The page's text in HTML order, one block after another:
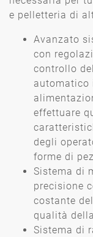
e pelletteria di
Avanzato
con
controllo
automatico
effettuare
degli
forme di
Sistema di
precisione
costante
qualità
Sistema di